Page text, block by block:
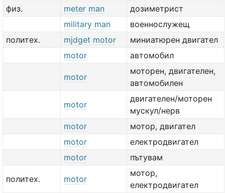
физ.
meter man
дозиметрист
military man
военнослужещ
политех.
mjdget motor
миниатюрен двигател
motor
автомобил
motor
моторен, двигателен,
автомобилен
motor
двигателен/моторен
мускул/нерв
motor
мотор, двигател
motor
електродвигател
motor
пътувам
политех. motor
мотор,
електродвигател